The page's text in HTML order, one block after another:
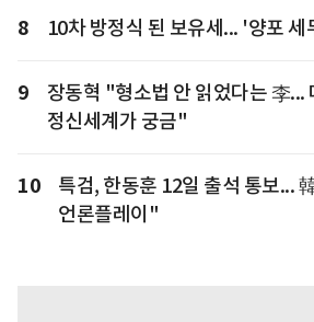
8 10차 방정식 된 보유세... '양포
9
장동혁 "형소법 안 읽었다는 李...
정신세계가 궁금"
10
특검, 한동훈 12일 출석 통보...
언론플레이"